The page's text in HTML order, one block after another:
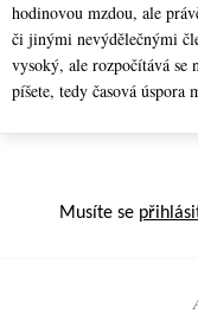
hodinovou mzdou, ale
či jinými nevýdělečnými
vysoký, ale rozpočítává
píšete, tedy časová úspora
Musíte se